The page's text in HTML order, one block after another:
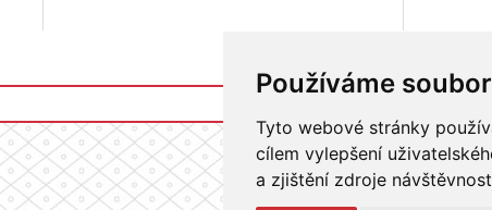
Používáme
Tyto webové stránky
cílem vylepšení
a zjištění zdroje
Přihlášení do